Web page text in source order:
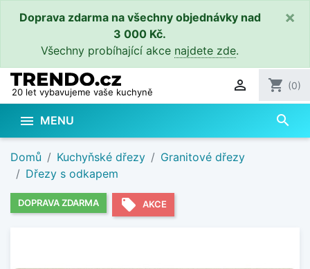
Doprava zdarma na všechny objednávky nad
3 000 Kč.
Všechny probíhající akce najdete zde.
×
20 let vybavujeme vaše kuchyně  shopping_cart (0)
 MENU search
Domů Kuchyňské dřezy
Granitové dřezy
Dřezy s odkapem
DOPRAVA ZDARMA local_offer AKCE